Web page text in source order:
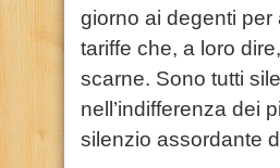
giorno ai degenti per
tariffe che, a loro
scarne. Sono tutti
nell’indifferenza dei
silenzio assordante